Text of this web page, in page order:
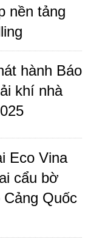
nền tảng
hành Báo
khí nhà
Eco Vina
cẩu bờ
Cảng Quốc